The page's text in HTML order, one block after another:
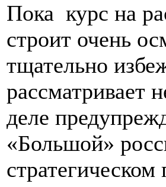
Пока курс на
строит очень
тщательно
рассматривает
деле
«Большой»
стратегическом